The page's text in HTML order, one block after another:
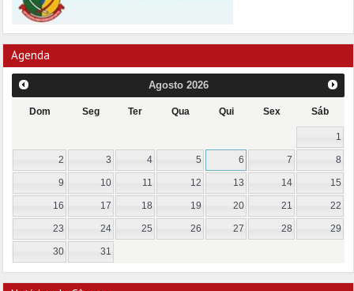
Agenda
Agosto 2026
Dom Seg Ter Qua Qui Sex Sáb
1
2 3 4 5 6 7 8
9 10 11 12 13 14 15
16 17 18 19 20 21 22
23 24 25 26 27 28 29
30 31